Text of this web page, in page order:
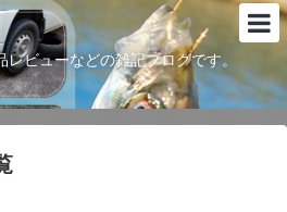
ビューなどの雑記ブログです。